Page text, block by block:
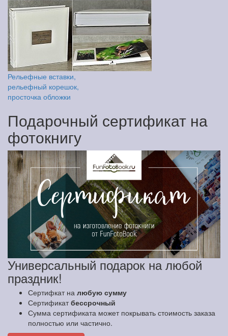
Рельефные вставки,
рельефный корешок,
просточка обложки
Подарочный сертификат на
фотокнигу
Универсальный подарок на любой
праздник!
Сертифкат на любую сумму
Сертификатбессрочный
Сумма сертификата может покрывать стоимость заказа
полностью или частично.